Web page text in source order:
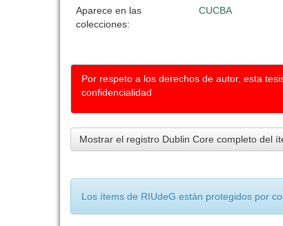
Aparece en las
colecciones:
CUCBA
Por respeto a los derechos de autor, esta
confidencialidad
Mostrar el registro Dublin Core completo del
Los ítems de RIUdeG están protegidos por